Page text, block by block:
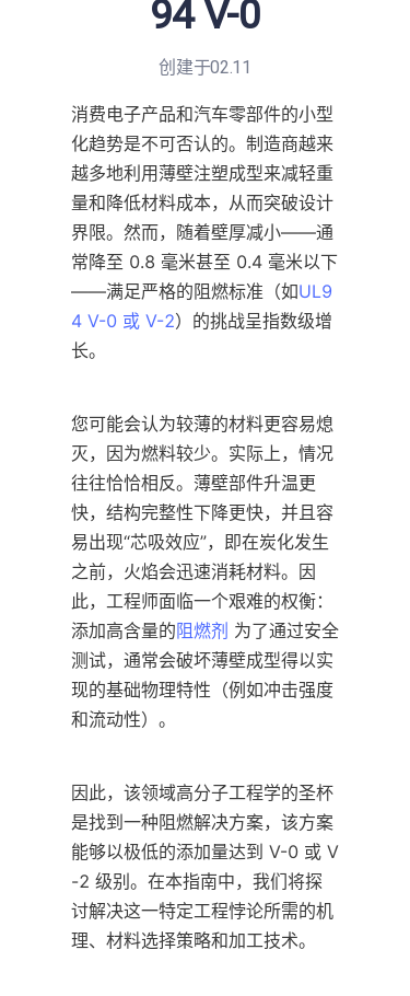
94 V-0
创建于02.11
消费电子产品和汽车零部件的小型
化趋势是不可否认的。制造商越来
越多地利用薄壁注塑成型来减轻重
量和降低材料成本，从而突破设计
界限。然而，随着壁厚减小——通
常降至 0.8 毫米甚至 0.4 毫米以下
——满足严格的阻燃标准（如UL9
4 V-0 或 V-2）的挑战呈指数级增
长。
您可能会认为较薄的材料更容易熄
灭，因为燃料较少。实际上，情况
往往恰恰相反。薄壁部件升温更
快，结构完整性下降更快，并且容
易出现“芯吸效应”，即在炭化发生
之前，火焰会迅速消耗材料。因
此，工程师面临一个艰难的权衡：
添加高含量的阻燃剂 为了通过安全
测试，通常会破坏薄壁成型得以实
现的基础物理特性（例如冲击强度
和流动性）。
因此，该领域高分子工程学的圣杯
是找到一种阻燃解决方案，该方案
能够以极低的添加量达到 V-0 或 V
-2 级别。在本指南中，我们将探
讨解决这一特定工程悖论所需的机
理、材料选择策略和加工技术。